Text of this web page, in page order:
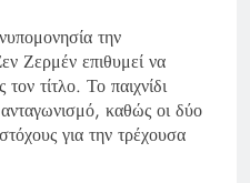
την
Ζερμέν επιθυμεί να
τίτλο. Το παιχνίδι
καθώς οι δύο
για την τρέχουσα